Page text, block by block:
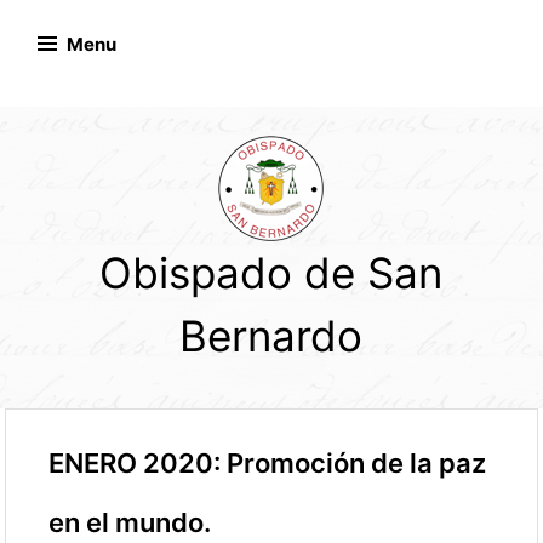
Menu
Obispado de San
Bernardo
ENERO 2020: Promoción de la paz
en el mundo.